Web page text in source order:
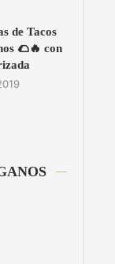
de Tacos
🌮🔥 con